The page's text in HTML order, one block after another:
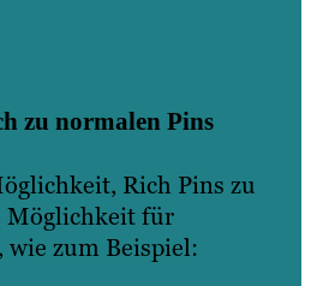
zu normalen Pins
Rich Pins zu
Möglichkeit für
zum Beispiel: